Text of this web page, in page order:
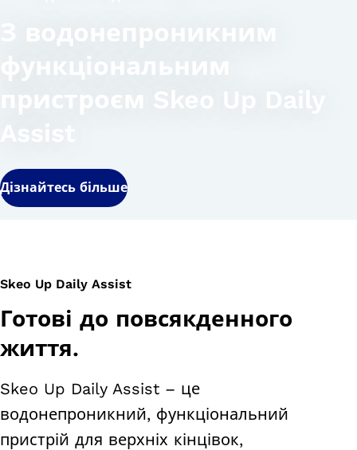
З водонепроникним
функціональним
пристроєм Skeo Up Daily
Assist
Дізнайтесь більше
Skeo Up Daily Assist
Готові до повсякденного
життя.
Skeo Up Daily Assist – це
водонепроникний, функціональний
пристрій для верхніх кінцівок,